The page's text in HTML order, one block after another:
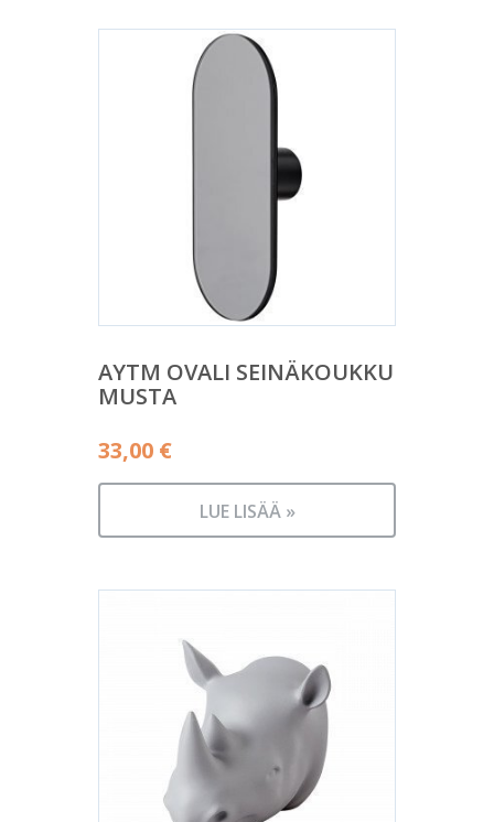
AYTM OVALI SEINÄKOUKKU
MUSTA
33,00 €
LUE LISÄÄ »